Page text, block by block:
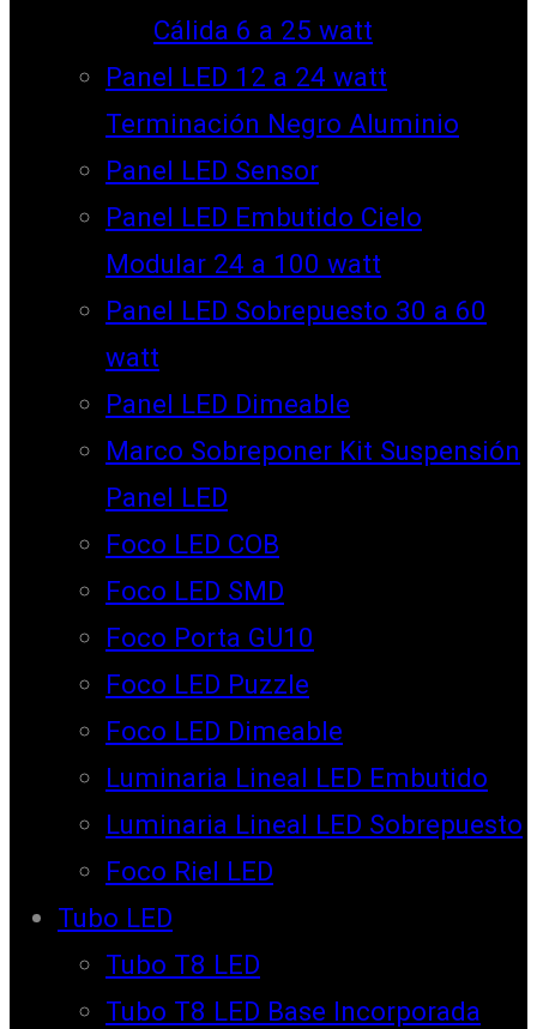
Cálida 6 a 25 watt
Panel LED 12 a 24 watt
Terminación Negro Aluminio
Panel LED Sensor
Panel LED Embutido Cielo
Modular 24 a 100 watt
Panel LED Sobrepuesto 30 a 60
watt
Panel LED Dimeable
Marco Sobreponer Kit Suspensión
Panel LED
Foco LED COB
Foco LED SMD
Foco Porta GU10
Foco LED Puzzle
Foco LED Dimeable
Luminaria Lineal LED Embutido
Luminaria Lineal LED Sobrepuesto
Foco Riel LED
Tubo LED
Tubo T8 LED
Tubo T8 LED Base Incorporada